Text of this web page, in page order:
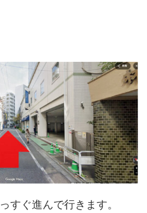
ぐ進んで行きます。